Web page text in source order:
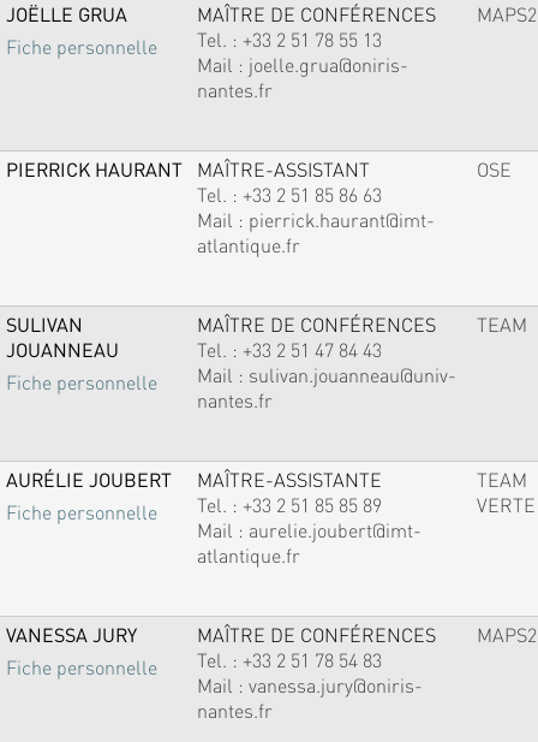
JOËLLE GRUA
Fiche personnelle
MAÎTRE DE CONFÉRENCES
Tel. : +33 2 51 78 55 13
Mail : joelle.grua@oniris-
nantes.fr
MAPS2
PIERRICK HAURANT
MAÎTRE-ASSISTANT
Tel. : +33 2 51 85 86 63
Mail : pierrick.haurant@imt-
atlantique.fr
OSE
SULIVAN
JOUANNEAU
Fiche personnelle
MAÎTRE DE CONFÉRENCES
Tel. : +33 2 51 47 84 43
Mail : sulivan.jouanneau@univ-
nantes.fr
TEAM
AURÉLIE JOUBERT
Fiche personnelle
MAÎTRE-ASSISTANTE
Tel. : +33 2 51 85 85 89
Mail : aurelie.joubert@imt-
atlantique.fr
TEAM
VERTE
VANESSA JURY
Fiche personnelle
MAÎTRE DE CONFÉRENCES
Tel. : +33 2 51 78 54 83
Mail : vanessa.jury@oniris-
nantes.fr
MAPS2